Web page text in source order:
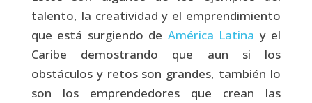
talento, la creatividad y el emprendimiento
que está surgiendo de América Latina y el
Caribe demostrando que aun si los
obstáculos y retos son grandes, también lo
son los emprendedores que crean las